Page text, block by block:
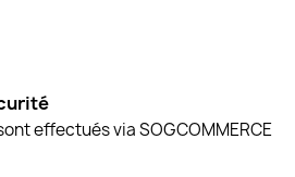
effectués via SOGCOMMERCE